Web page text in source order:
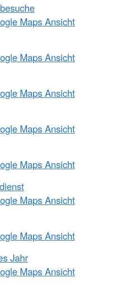
Maps Ansicht
Maps Ansicht
Maps Ansicht
Maps Ansicht
Maps Ansicht
Maps Ansicht
Maps Ansicht
Jahr
Maps Ansicht